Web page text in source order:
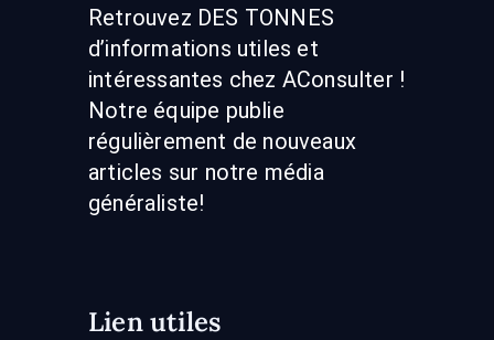
Retrouvez DES TONNES
d’informations utiles et
intéressantes chez AConsulter !
Notre équipe publie
régulièrement de nouveaux
articles sur notre média
généraliste!
Lien utiles